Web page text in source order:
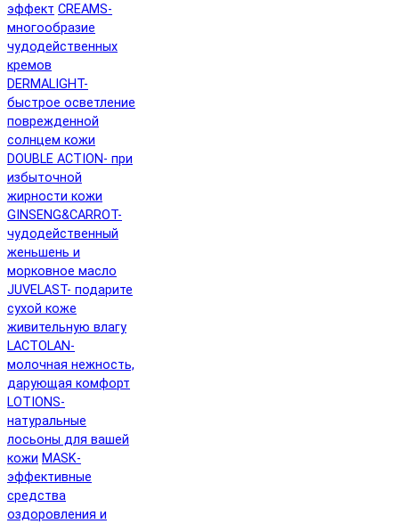
эффект CREAMS-
многообразие
чудодейственных
кремов
DERMALIGHT-
быстрое осветление
поврежденной
солнцем кожи
DOUBLE ACTION- при
избыточной
жирности кожи
GINSENG&CARROT-
чудодейственный
женьшень и
морковное масло
JUVELAST- подарите
сухой коже
живительную влагу
LACTOLAN-
молочная нежность,
дарующая комфорт
LOTIONS-
натуральные
лосьоны для вашей
кожи MASK-
эффективные
средства
оздоровления и